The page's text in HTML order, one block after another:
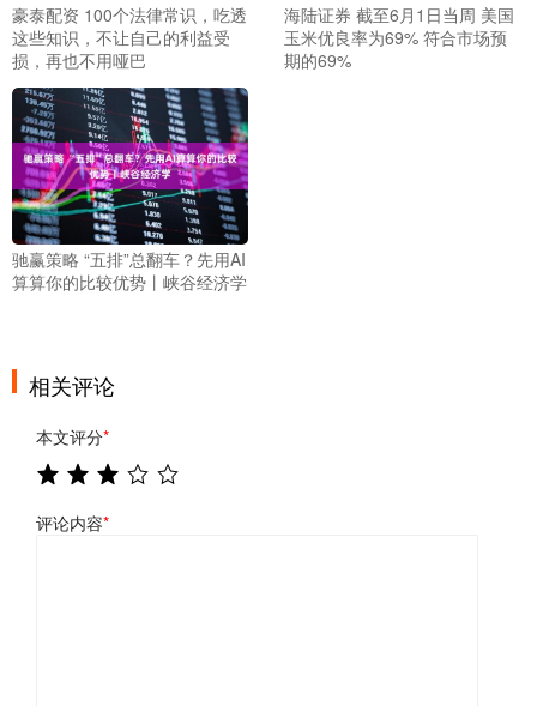
豪泰配资 100个法律常识，吃透
这些知识，不让自己的利益受
损，再也不用哑巴
海陆证券 截至6月1日当周 美国
玉米优良率为69% 符合市场预
期的69%
驰赢策略 “五排”总翻车？先用AI
算算你的比较优势丨峡谷经济学
相关评论
本文评分*
评论内容*